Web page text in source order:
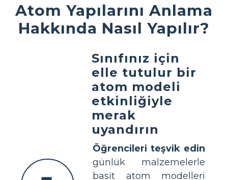
Atom Yapılarını Anlama
Hakkında Nasıl Yapılır?
Sınıfınız için
elle tutulur bir
atom modeli
etkinliğiyle
merak
uyandırın
Öğrencileri teşvik edin
günlük malzemelerle
basit atom modelleri